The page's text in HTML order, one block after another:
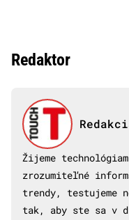
Redaktor
Žijeme
zrozumiteľné
trendy, testujeme
tak, aby ste sa v